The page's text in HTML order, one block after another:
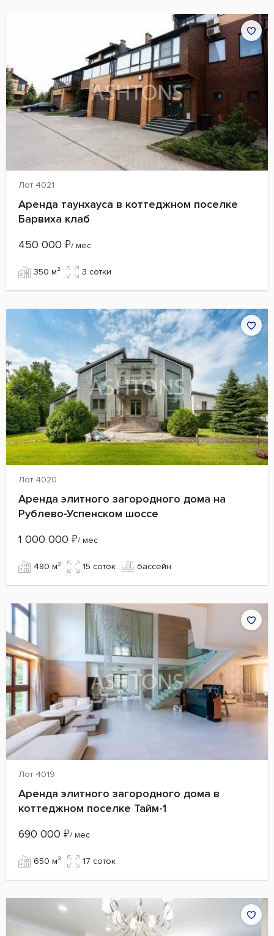
Лот 4021
Аренда таунхауса в коттеджном поселке
Барвиха клаб
450 000 ₽/ мес
350 м² 3 сотки
Лот 4020
Аренда элитного загородного дома на
Рублево-Успенском шоссе
1 000 000 ₽/ мес
480 м² 15 cоток бассейн
Лот 4019
Аренда элитного загородного дома в
коттеджном поселке Тайм-1
690 000 ₽/ мес
650 м² 17 cоток